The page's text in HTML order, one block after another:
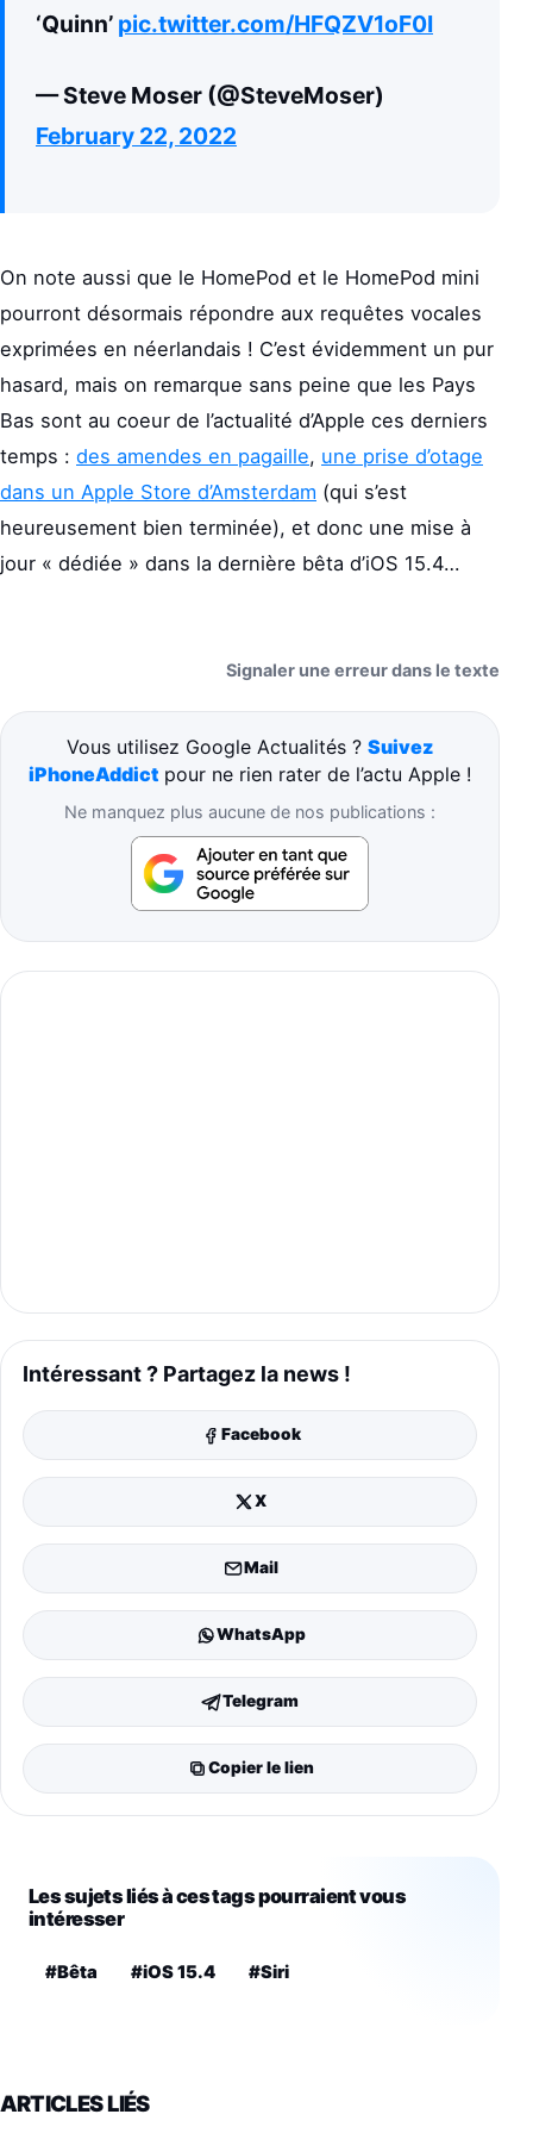
‘Quinn’ pic.twitter.com/HFQZV1oF0I
— Steve Moser (@SteveMoser)
February 22, 2022
On note aussi que le HomePod et le HomePod mini
pourront désormais répondre aux requêtes vocales
exprimées en néerlandais ! C’est évidemment un pur
hasard, mais on remarque sans peine que les Pays
Bas sont au coeur de l’actualité d’Apple ces derniers
temps : des amendes en pagaille, une prise d’otage
dans un Apple Store d’Amsterdam (qui s’est
heureusement bien terminée), et donc une mise à
jour « dédiée » dans la dernière bêta d’iOS 15.4…
Signaler une erreur dans le texte
Vous utilisez Google Actualités ? Suivez
iPhoneAddict pour ne rien rater de l’actu Apple !
Ne manquez plus aucune de nos publications :
Intéressant ? Partagez la news !
Facebook
X
Mail
WhatsApp
Telegram
Copier le lien
Les sujets liés à ces tags pourraient vous
intéresser
#Bêta #iOS 15.4 #Siri
ARTICLES LIÉS